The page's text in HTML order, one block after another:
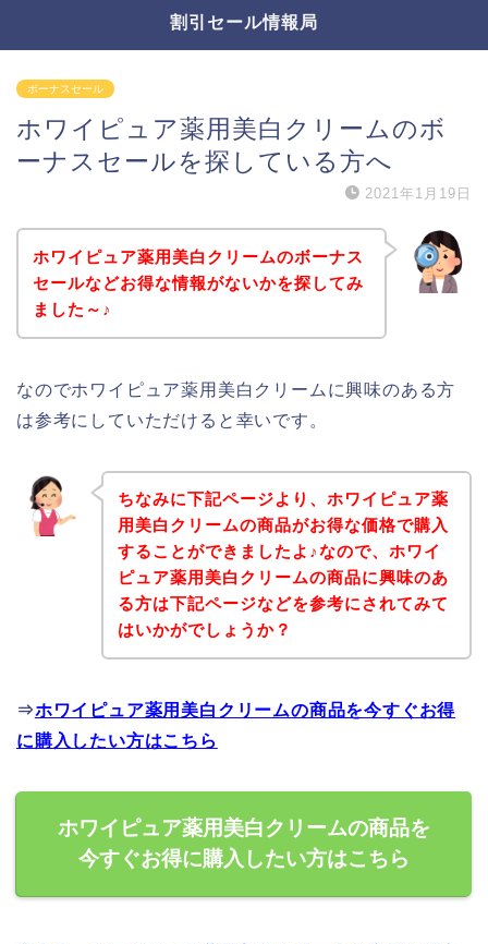
割引セール情報局
ボーナスセール
ホワイピュア薬用美白クリームのボ
ーナスセールを探している方へ
2021年1月19日
ホワイピュア薬用美白クリームのボーナス
セールなどお得な情報がないかを探してみ
ました～♪
なのでホワイピュア薬用美白クリームに興味のある方
は参考にしていただけると幸いです。
ちなみに下記ページより、ホワイピュア薬
用美白クリームの商品がお得な価格で購入
することができましたよ♪なので、ホワイ
ピュア薬用美白クリームの商品に興味のあ
る方は下記ページなどを参考にされてみて
はいかがでしょうか？
⇒ホワイピュア薬用美白クリームの商品を今すぐお得
に購入したい方はこちら
ホワイピュア薬用美白クリームの商品を
今すぐお得に購入したい方はこちら